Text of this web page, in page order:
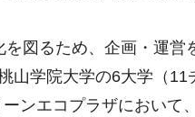
図るため、企画・運
学院大学の6大学（
ンエコプラザにおいて